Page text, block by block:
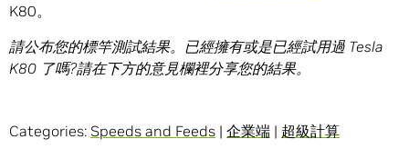
K80。
請公布您的標竿測試結果。已經擁有或是已經試用過 Tesla
K80 了嗎?請在下方的意見欄裡分享您的結果。
Categories: Speeds and Feeds | 企業端 | 超級計算